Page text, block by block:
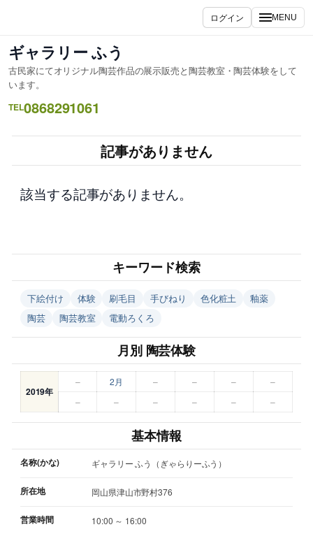
ス
キ
ッ
プ
ログイン MENU
ギャラリー ふう
古民家にてオリジナル陶芸作品の展示販売と陶芸教室・陶芸体験をして
います。
TEL0868291061
記事がありません
該当する記事がありません。
キーワード検索
下絵付け 体験 刷毛目 手びねり 色化粧土
釉薬
陶芸
陶芸教室 電動ろくろ
月別 陶芸体験
2019年
– 2月 – – –
–
–
– – – – –
基本情報
名称(かな) ギャラリー ふう（ぎゃらりーふう）
所在地 岡山県津山市野村376
営業時間
10:00 ～ 16:00